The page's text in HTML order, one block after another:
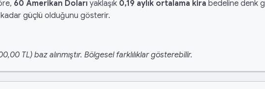
60 Amerikan Doları yaklaşık 0,19 aylık ortalama kira bedeline denk
güçlü olduğunu gösterir.
TL) baz alınmıştır. Bölgesel farklılıklar gösterebilir.